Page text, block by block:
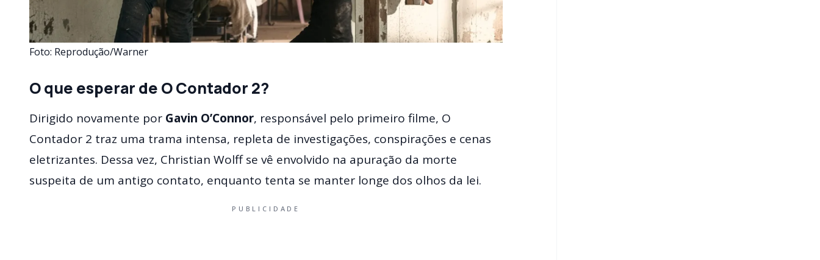
Foto: Reprodução/Warner
O que esperar de O Contador 2?
Dirigido novamente por Gavin O’Connor, responsável pelo primeiro filme, O
Contador 2 traz uma trama intensa, repleta de investigações, conspirações e cenas
eletrizantes. Dessa vez, Christian Wolff se vê envolvido na apuração da morte
suspeita de um antigo contato, enquanto tenta se manter longe dos olhos da lei.
PUBLICIDADE